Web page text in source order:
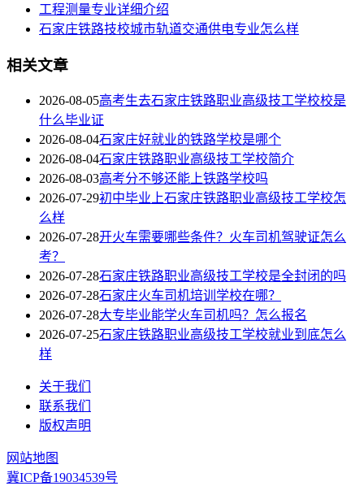
工程测量专业详细介绍
石家庄铁路技校城市轨道交通供电专业怎么样
相关文章
2026-08-05高考生去石家庄铁路职业高级技工学校校是
什么毕业证
2026-08-04石家庄好就业的铁路学校是哪个
2026-08-04石家庄铁路职业高级技工学校简介
2026-08-03高考分不够还能上铁路学校吗
2026-07-29初中毕业上石家庄铁路职业高级技工学校怎
么样
2026-07-28开火车需要哪些条件？火车司机驾驶证怎么
考？
2026-07-28石家庄铁路职业高级技工学校是全封闭的吗
2026-07-28石家庄火车司机培训学校在哪？
2026-07-28大专毕业能学火车司机吗？怎么报名
2026-07-25石家庄铁路职业高级技工学校就业到底怎么
样
关于我们
联系我们
版权声明
网站地图
冀ICP备19034539号